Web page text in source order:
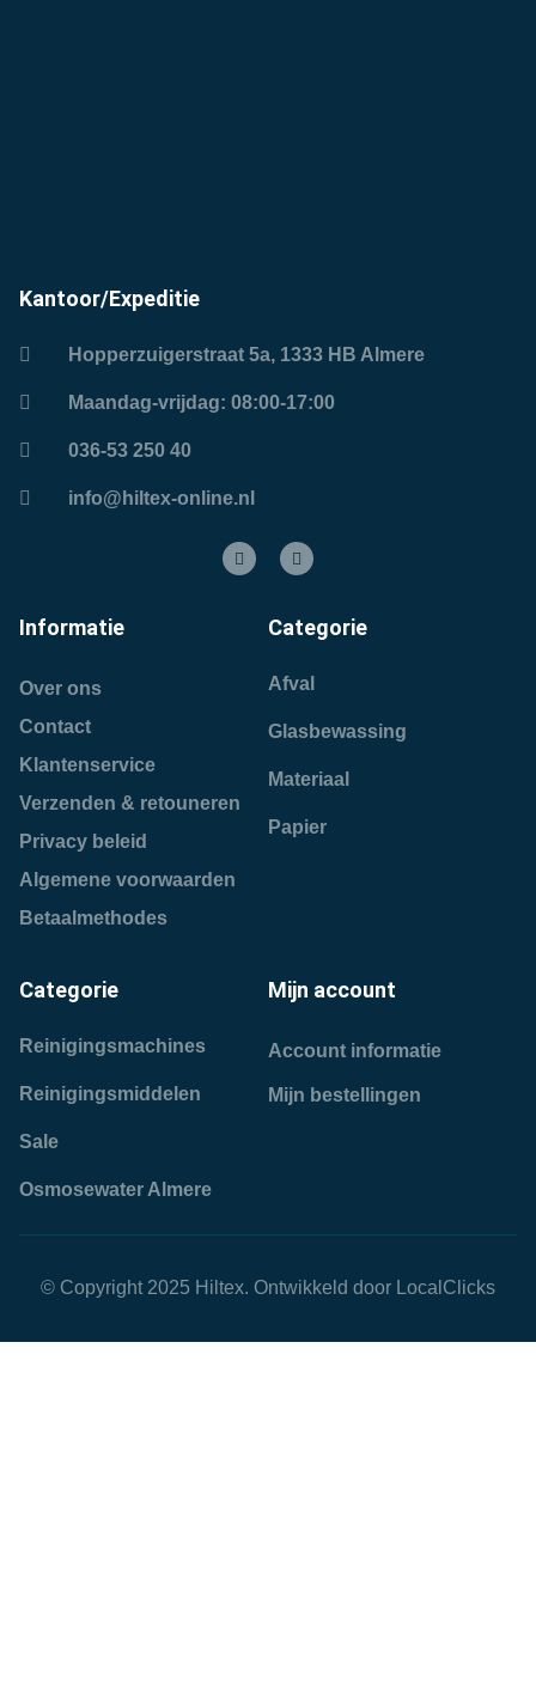
Kantoor/Expeditie
Hopperzuigerstraat 5a, 1333 HB Almere
Maandag-vrijdag: 08:00-17:00
036-53 250 40
info@hiltex-online.nl
Informatie
Over ons
Contact
Klantenservice
Verzenden & retouneren
Privacy beleid
Algemene voorwaarden
Betaalmethodes
Categorie
Afval
Glasbewassing
Materiaal
Papier
Categorie
Reinigingsmachines
Reinigingsmiddelen
Sale
Osmosewater Almere
Mijn account
Account informatie
Mijn bestellingen
© Copyright 2025 Hiltex. Ontwikkeld door LocalClicks